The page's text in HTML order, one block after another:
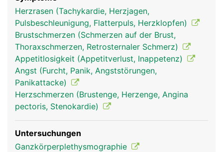
(Brustfell). Der feine Spalt zwischen ist mit einer
geringen Menge Flüssigkeit gefüllt, sodass sich die
Lunge beim Atmen reibungslos dehnen und
zusammenziehen kann.
Herzrasen (Tachykardie, Herzjagen,
Pulsbeschleunigung, Flatterpuls, Herzklopfen)
Brustschmerzen (Schmerzen auf der Brust,
Thoraxschmerzen, Retrosternaler Schmerz)
Appetitlosigkeit (Appetitverlust, Inappetenz)
Angst (Furcht, Panik, Angststörungen,
Panikattacke)
Herzschmerzen (Brustenge, Herzenge, Angina
pectoris, Stenokardie)
Untersuchungen
Ganzkörperplethysmographie